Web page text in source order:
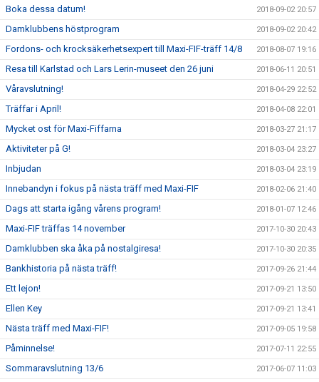
Boka dessa datum! 2018-09-02 20:57
Damklubbens höstprogram 2018-09-02 20:42
Fordons- och krocksäkerhetsexpert till Maxi-FIF-träff 14/8 2018-08-07 19:16
Resa till Karlstad och Lars Lerin-museet den 26 juni 2018-06-11 20:51
Våravslutning! 2018-04-29 22:52
Träffar i April! 2018-04-08 22:01
Mycket ost för Maxi-Fiffarna 2018-03-27 21:17
Aktiviteter på G! 2018-03-04 23:27
Inbjudan 2018-03-04 23:19
Innebandyn i fokus på nästa träff med Maxi-FIF 2018-02-06 21:40
Dags att starta igång vårens program! 2018-01-07 12:46
Maxi-FIF träffas 14 november 2017-10-30 20:43
Damklubben ska åka på nostalgiresa! 2017-10-30 20:35
Bankhistoria på nästa träff! 2017-09-26 21:44
Ett lejon! 2017-09-21 13:50
Ellen Key 2017-09-21 13:41
Nästa träff med Maxi-FIF! 2017-09-05 19:58
Påminnelse! 2017-07-11 22:55
Sommaravslutning 13/6 2017-06-07 11:03